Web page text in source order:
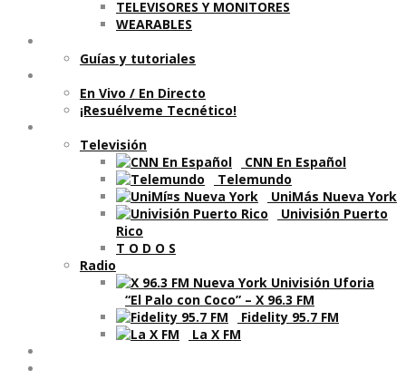
TELEVISORES Y MONITORES
WEARABLES
Guí­as y tutoriales
En Vivo / En Directo
¡Resuélveme Tecnético!
Televisión
CNN En Español
Telemundo
UniMás Nueva York
Univisión Puerto
Rico
T O D O S
Radio
“El Palo con Coco” – X 96.3 FM
Fidelity 95.7 FM
La X FM